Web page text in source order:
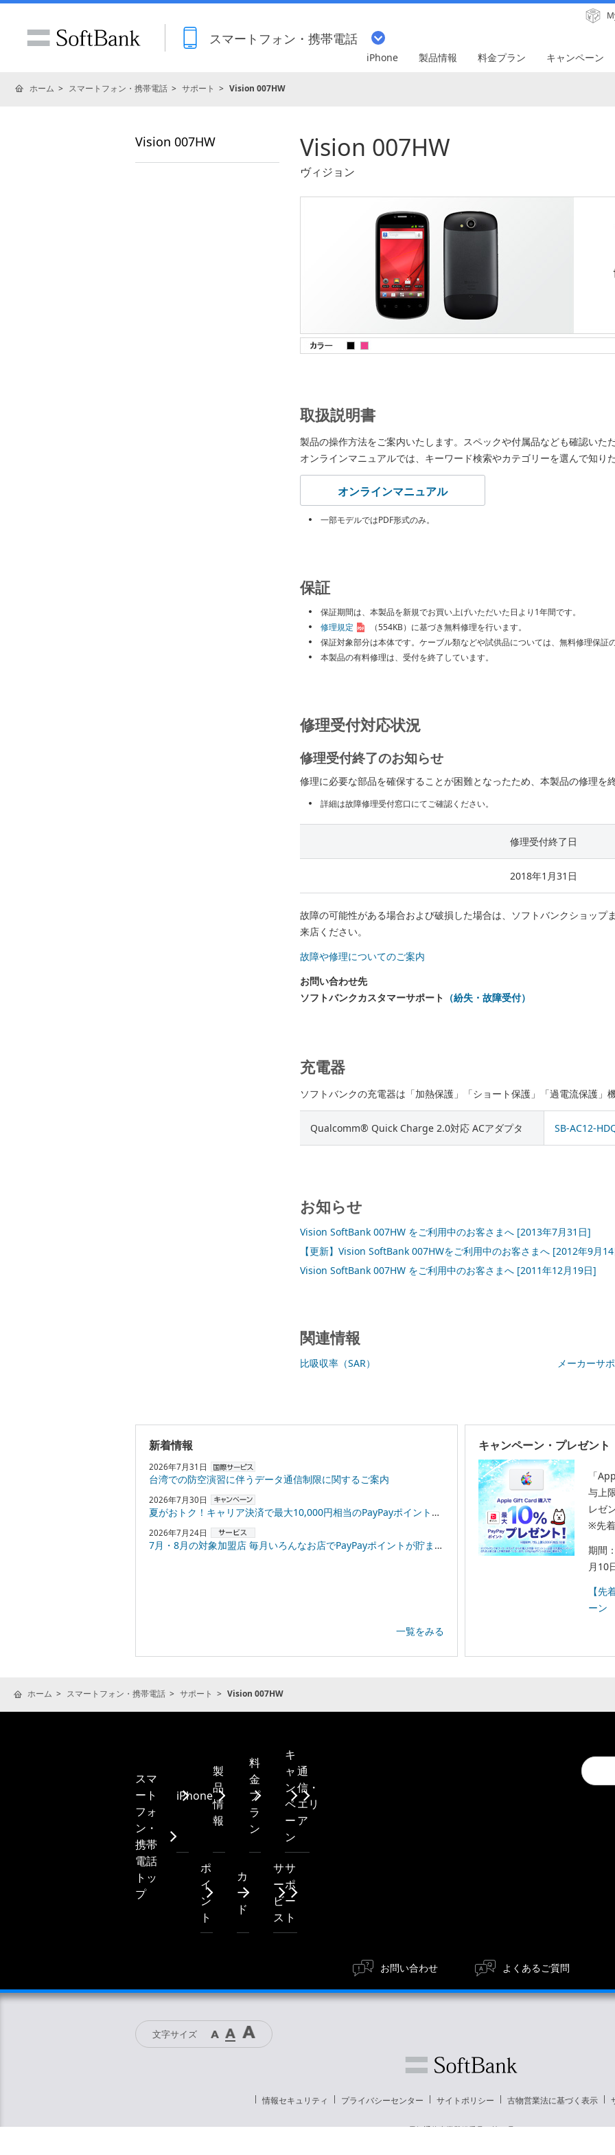
スマートフォン・携帯電話
iPhone 製品情報 料金プラン キャンペーン
ホーム スマートフォン・携帯電話 サポート Vision 007HW
Vision 007HW
ヴィジョン
取扱説明書
製品の操作方法をご案内いたします。スペックや付属品なども確認いただ
オンラインマニュアルでは、キーワード検索やカテゴリーを選んで知り
オンラインマニュアル
一部モデルではPDF形式のみ。
保証
保証期間は、本製品を新規でお買い上げいただいた日より1年間です。
修理規定
（554KB） に基づき無料修理を行います。
保証対象部分は本体です。ケーブル類などや試供品については、無料修理保証
本製品の有料修理は、受付を終了しています。
修理受付対応状況
修理受付終了のお知らせ
修理に必要な部品を確保することが困難となったため、本製品の修理を
詳細は故障修理受付窓口にてご確認ください。
修理受付終了日
2018年1月31日
故障の可能性がある場合および破損した場合は、ソフトバンクショップ
来店ください。
故障や修理についてのご案内
お問い合わせ先
ソフトバンクカスタマーサポート （紛失・故障受付）
充電器
ソフトバンクの充電器は「加熱保護」「ショート保護」「過電流保護」
Qualcomm® Quick Charge 2.0対応 ACアダプタ SB-AC12-
お知らせ
Vision SoftBank 007HW をご利用中のお客さまへ [2013年7月31日]
【更新】Vision SoftBank 007HWをご利用中のお客さまへ [2012年9月
Vision SoftBank 007HW をご利用中のお客さまへ [2011年12月19日]
関連情報
比吸収率（SAR） メーカーサ
Vision 007HW
新着情報
2026年7月31日
台湾での防空演習に伴うデータ通信制限に関するご案内
2026年7月30日
夏がおトク！キャリア決済で最大10,000円相当のPayPayポイントプレゼント！
2026年7月24日
7月・8月の対象加盟店 毎月いろんなお店でPayPayポイントが貯まる！「スーパーPayPayクーポン」
一覧をみる
キャンペーン・プレゼント
「
与上
レゼ
※先着
期間
月10
【
ーン
ホーム スマートフォン・携帯電話 サポート Vision 007HW
Conduct
a
search
スマ
ート
フォ
ン・
携帯
電話
トッ
プ
iPhone
製
品
情
報
料
金
プ
ラ
ン
キ
ャ
ン
ペ
ー
ン
通
信・
エリ
ア
ポ
イ
ン
ト
カ
ー
ド
サ
ー
ビ
ス
サ
ポ
ー
ト
お問い合わせ よくあるご質問
文字サイズ
情報セキュリティ プライバシーセンター サイトポリシー 古物営業法に基づく表示
電気通信事業登録番号：第72号